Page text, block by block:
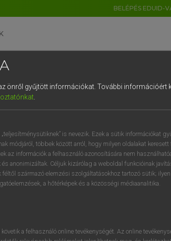
BELÉPÉS EDUID-
próbaverziójának
önről gyűjtött információkat. További információért
.
is nevezik. Ezek a sütik információkat
módjáról, többek között arról, hogy milyen oldalakat keresett
az információk a felhasználó azonosítására nem
anonimizáltak. Céljuk kizárólag a weboldal funkcióinak
féltől származó elemzési szolgáltatásokhoz tartozó sütik;
a hőtérképek és a közösségi médiaanalitika.
a felhasználó online tevékenységét. Az online
ES IT NL
3 4 5 6 7 8 9
e r t z u i
d f g h j k l é
x c v b n m , .